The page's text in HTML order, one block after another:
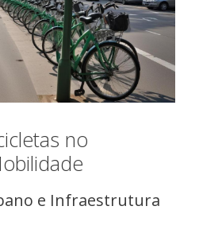
no
e Infraestrutura